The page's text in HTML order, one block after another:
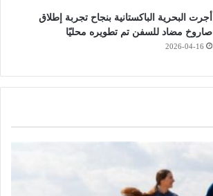
أجرت البحرية الباكستانية بنجاح تجربة إطلاق
صاروخ مضاد للسفن تم تطويره محليًا
2026-04-16